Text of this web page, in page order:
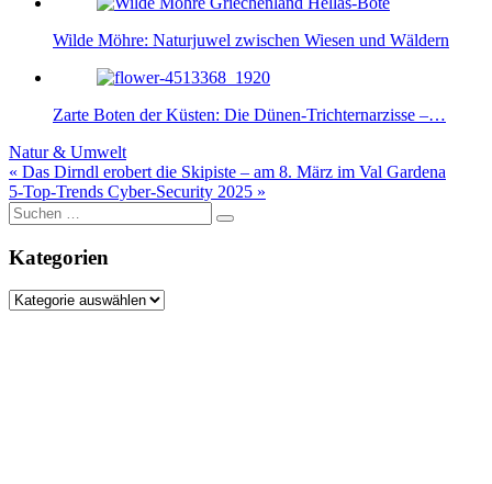
Wilde Möhre: Naturjuwel zwischen Wiesen und Wäldern
Zarte Boten der Küsten: Die Dünen-Trichternarzisse –…
Natur & Umwelt
Beitragsnavigation
« Das Dirndl erobert die Skipiste – am 8. März im Val Gardena
5-Top-Trends Cyber-Security 2025 »
Suche
nach:
Kategorien
Kategorien